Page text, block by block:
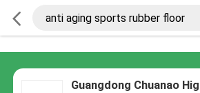
Guangdong Chuanao